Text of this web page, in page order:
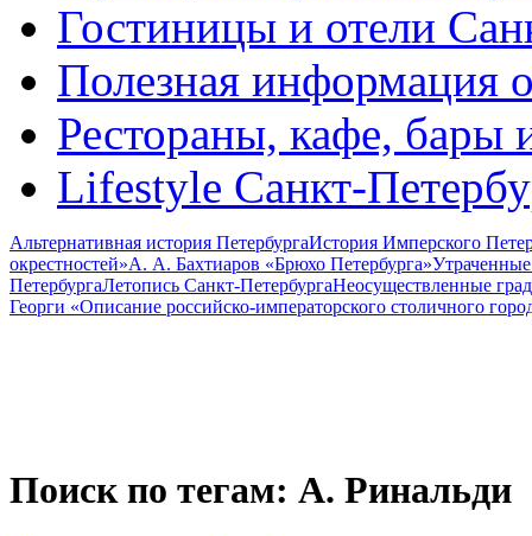
Гостиницы и отели
Полезная информация
Рестораны, кафе, бары
Lifestyle Санкт-
Альтернативная история ПетербургаИстория Имперского
окрестностей»А. А. Бахтиаров «Брюхо Петербурга»
ПетербургаЛетопись Санкт-ПетербургаНеосуществленные
Георги «Описание российско-императорского столичного
Поиск по тегам: А. Ринальди